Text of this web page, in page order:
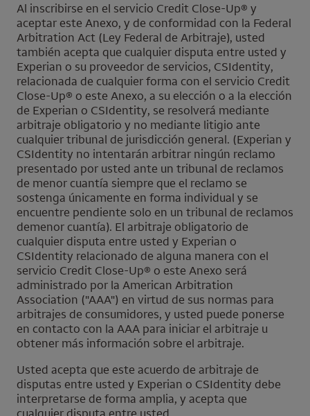
Al inscribirse en el servicio Credit Close-Up® y
aceptar este Anexo, y de conformidad con la Federal
Arbitration Act (Ley Federal de Arbitraje), usted
también acepta que cualquier disputa entre usted y
Experian o su proveedor de servicios, CSIdentity,
relacionada de cualquier forma con el servicio Credit
Close-Up® o este Anexo, a su elección o a la elección
de Experian o CSIdentity, se resolverá mediante
arbitraje obligatorio y no mediante litigio ante
cualquier tribunal de jurisdicción general. (Experian y
CSIdentity no intentarán arbitrar ningún reclamo
presentado por usted ante un tribunal de reclamos
de menor cuantía siempre que el reclamo se
sostenga únicamente en forma individual y se
encuentre pendiente solo en un tribunal de reclamos
demenor cuantía). El arbitraje obligatorio de
cualquier disputa entre usted y Experian o
CSIdentity relacionado de alguna manera con el
servicio Credit Close-Up® o este Anexo será
administrado por la American Arbitration
Association ("AAA") en virtud de sus normas para
arbitrajes de consumidores, y usted puede ponerse
en contacto con la AAA para iniciar el arbitraje u
obtener más información sobre el arbitraje.
Usted acepta que este acuerdo de arbitraje de
disputas entre usted y Experian o CSIdentity debe
interpretarse de forma amplia, y acepta que